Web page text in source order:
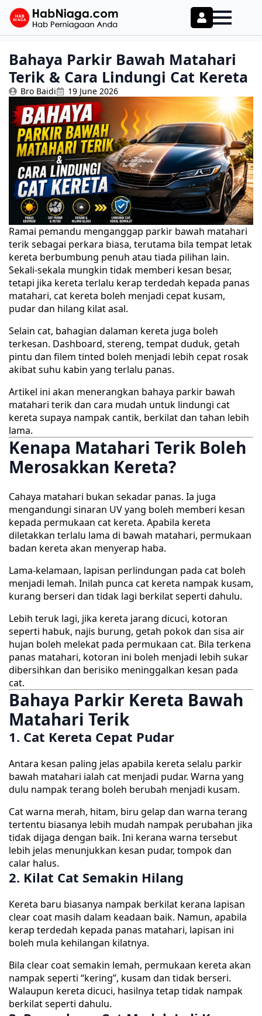
Bahaya Parkir Bawah Matahari
Terik & Cara Lindungi Cat Kereta
Bro Baidi 19 June 2026
Ramai pemandu menganggap parkir bawah matahari
terik sebagai perkara biasa, terutama bila tempat letak
kereta berbumbung penuh atau tiada pilihan lain.
Sekali-sekala mungkin tidak memberi kesan besar,
tetapi jika kereta terlalu kerap terdedah kepada panas
matahari, cat kereta boleh menjadi cepat kusam,
pudar dan hilang kilat asal.
Selain cat, bahagian dalaman kereta juga boleh
terkesan. Dashboard, stereng, tempat duduk, getah
pintu dan filem tinted boleh menjadi lebih cepat rosak
akibat suhu kabin yang terlalu panas.
Artikel ini akan menerangkan bahaya parkir bawah
matahari terik dan cara mudah untuk lindungi cat
kereta supaya nampak cantik, berkilat dan tahan lebih
lama.
Kenapa Matahari Terik Boleh
Merosakkan Kereta?
Cahaya matahari bukan sekadar panas. Ia juga
mengandungi sinaran UV yang boleh memberi kesan
kepada permukaan cat kereta. Apabila kereta
diletakkan terlalu lama di bawah matahari, permukaan
badan kereta akan menyerap haba.
Lama-kelamaan, lapisan perlindungan pada cat boleh
menjadi lemah. Inilah punca cat kereta nampak kusam,
kurang berseri dan tidak lagi berkilat seperti dahulu.
Lebih teruk lagi, jika kereta jarang dicuci, kotoran
seperti habuk, najis burung, getah pokok dan sisa air
hujan boleh melekat pada permukaan cat. Bila terkena
panas matahari, kotoran ini boleh menjadi lebih sukar
dibersihkan dan berisiko meninggalkan kesan pada
cat.
Bahaya Parkir Kereta Bawah
Matahari Terik
1. Cat Kereta Cepat Pudar
Antara kesan paling jelas apabila kereta selalu parkir
bawah matahari ialah cat menjadi pudar. Warna yang
dulu nampak terang boleh berubah menjadi kusam.
Cat warna merah, hitam, biru gelap dan warna terang
tertentu biasanya lebih mudah nampak perubahan jika
tidak dijaga dengan baik. Ini kerana warna tersebut
lebih jelas menunjukkan kesan pudar, tompok dan
calar halus.
2. Kilat Cat Semakin Hilang
Kereta baru biasanya nampak berkilat kerana lapisan
clear coat masih dalam keadaan baik. Namun, apabila
kerap terdedah kepada panas matahari, lapisan ini
boleh mula kehilangan kilatnya.
Bila clear coat semakin lemah, permukaan kereta akan
nampak seperti “kering”, kusam dan tidak berseri.
Walaupun kereta dicuci, hasilnya tetap tidak nampak
berkilat seperti dahulu.